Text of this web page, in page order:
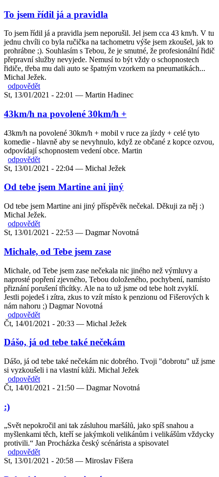
To jsem řídil já a pravidla
To jsem řídil já a pravidla jsem neporušil. Jel jsem cca 43 km/h. V tu
jednu chvíli co byla ručička na tachometru výše jsem zkoušel, jak to
prohrábne ;). Souhlasím s Tebou, že je smutné, že profesionální řidič
přepravní služby nevyjede. Nemusí to být vždy o schopnostech
řidiče, třeba mu dali auto se špatným vzorkem na pneumatikách...
Michal Ježek.
odpovědět
St, 13/01/2021 - 22:01 — Martin Hadinec
43km/h na povolené 30km/h +
43km/h na povolené 30km/h + mobil v ruce za jízdy + celé tyto
komedie - hlavně aby se nevyhnulo, když ze občané z kopce ozvou,
odpovídají schopnostem vedení obce. Martin
odpovědět
St, 13/01/2021 - 22:04 — Michal Ježek
Od tebe jsem Martine ani jiný
Od tebe jsem Martine ani jiný příspěvěk nečekal. Děkuji za něj :)
Michal Ježek.
odpovědět
St, 13/01/2021 - 22:53 — Dagmar Novotná
Michale, od Tebe jsem zase
Michale, od Tebe jsem zase nečekala nic jiného než výmluvy a
naprosté popření zjevného, Tebou doloženého, pochybení, namísto
přiznání porušení třicítky. Ale na to už jsme od tebe holt zvyklí.
Jestli pojedeš i zítra, zkus to vzít místo k penzionu od Fišerových k
nám nahoru ;) Dagmar Novotná
odpovědět
Čt, 14/01/2021 - 20:33 — Michal Ježek
Dášo, já od tebe také nečekám
Dášo, já od tebe také nečekám nic dobrého. Tvoji "dobrotu" už jsme
si vyzkoušeli i na vlastní kůži. Michal Ježek
odpovědět
Čt, 14/01/2021 - 21:50 — Dagmar Novotná
:)
„Svět nepokročil ani tak zásluhou maršálů, jako spíš snahou a
myšlenkami těch, kteří se jakýmkoli velikánům i velikášům vždycky
protivili.“ Jan Procházka český scénárista a spisovatel
odpovědět
St, 13/01/2021 - 20:58 — Miroslav Fišera